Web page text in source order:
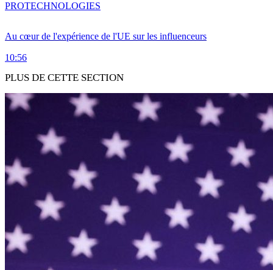
Au cœur de l'expérience de l'UE sur les influenceurs
10:56
PROTECHNOLOGIES
PLUS DE CETTE SECTION